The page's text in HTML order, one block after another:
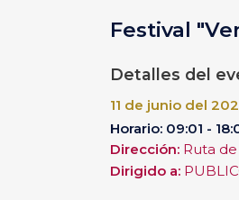
Festival
Detalles del
11 de junio del
Horario: 09:01 -
Dirección: Ruta
Dirigido a: